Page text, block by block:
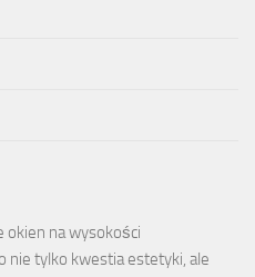
okien na wysokości
nie tylko kwestia estetyki, ale